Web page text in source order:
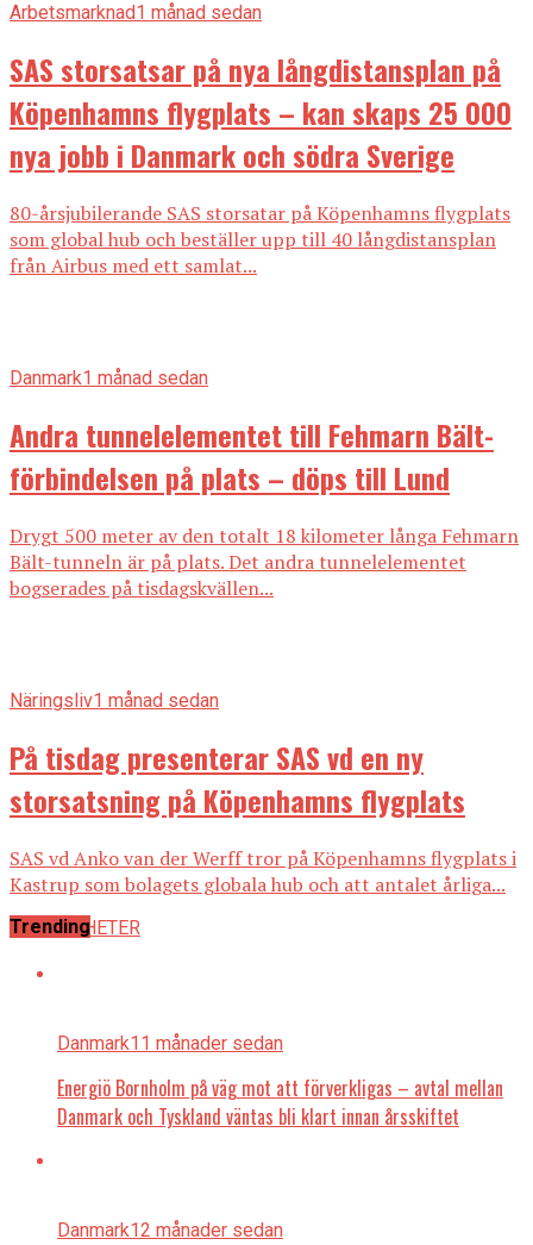
Arbetsmarknad1 månad sedan
SAS storsatsar på nya långdistansplan på
Köpenhamns flygplats – kan skaps 25 000
nya jobb i Danmark och södra Sverige
80-årsjubilerande SAS storsatar på Köpenhamns flygplats
som global hub och beställer upp till 40 långdistansplan
från Airbus med ett samlat...
Danmark1 månad sedan
Andra tunnelelementet till Fehmarn Bält-
förbindelsen på plats – döps till Lund
Drygt 500 meter av den totalt 18 kilometer långa Fehmarn
Bält-tunneln är på plats. Det andra tunnelelementet
bogserades på tisdagskvällen...
Näringsliv1 månad sedan
På tisdag presenterar SAS vd en ny
storsatsning på Köpenhamns flygplats
SAS vd Anko van der Werff tror på Köpenhamns flygplats i
Kastrup som bolagets globala hub och att antalet årliga...
ALLA NYHETER
Trending
Danmark11 månader sedan
Energiö Bornholm på väg mot att förverkligas – avtal mellan
Danmark och Tyskland väntas bli klart innan årsskiftet
Danmark12 månader sedan